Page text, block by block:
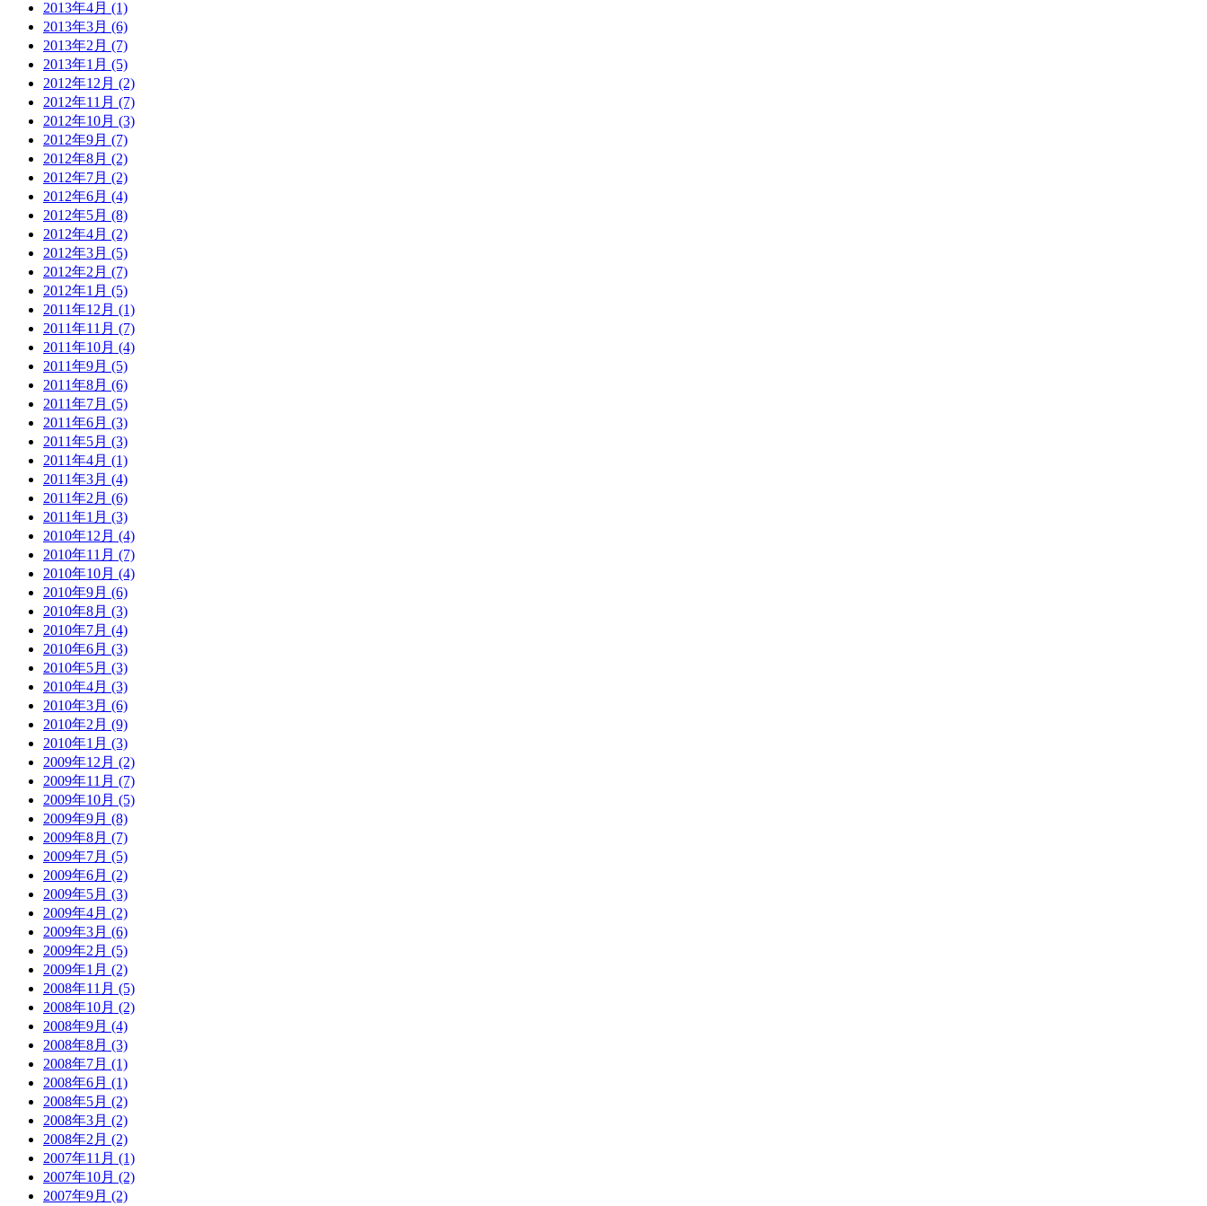
2013年4月 (1)
2013年3月 (6)
2013年2月 (7)
2013年1月 (5)
2012年12月 (2)
2012年11月 (7)
2012年10月 (3)
2012年9月 (7)
2012年8月 (2)
2012年7月 (2)
2012年6月 (4)
2012年5月 (8)
2012年4月 (2)
2012年3月 (5)
2012年2月 (7)
2012年1月 (5)
2011年12月 (1)
2011年11月 (7)
2011年10月 (4)
2011年9月 (5)
2011年8月 (6)
2011年7月 (5)
2011年6月 (3)
2011年5月 (3)
2011年4月 (1)
2011年3月 (4)
2011年2月 (6)
2011年1月 (3)
2010年12月 (4)
2010年11月 (7)
2010年10月 (4)
2010年9月 (6)
2010年8月 (3)
2010年7月 (4)
2010年6月 (3)
2010年5月 (3)
2010年4月 (3)
2010年3月 (6)
2010年2月 (9)
2010年1月 (3)
2009年12月 (2)
2009年11月 (7)
2009年10月 (5)
2009年9月 (8)
2009年8月 (7)
2009年7月 (5)
2009年6月 (2)
2009年5月 (3)
2009年4月 (2)
2009年3月 (6)
2009年2月 (5)
2009年1月 (2)
2008年11月 (5)
2008年10月 (2)
2008年9月 (4)
2008年8月 (3)
2008年7月 (1)
2008年6月 (1)
2008年5月 (2)
2008年3月 (2)
2008年2月 (2)
2007年11月 (1)
2007年10月 (2)
2007年9月 (2)